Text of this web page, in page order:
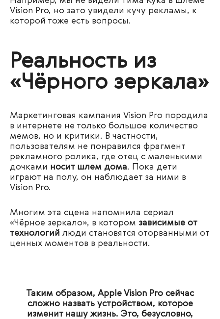
Vision Pro, но зато увидели кучу рекламы, к
которой тоже есть вопросы.
Реальность из
«Чёрного зеркала»
Маркетинговая кампания Vision Pro породила
в интернете не только большое количество
мемов, но и критики. В частности,
пользователям не понравился фрагмент
рекламного ролика, где отец с маленькими
дочками носит шлем дома. Пока дети
играют на полу, он наблюдает за ними в
Vision Pro.
Многим эта сцена напомнила сериал
«Чёрное зеркало», в котором зависимые от
технологий люди становятся оторванными от
ценных моментов в реальности.
Таким образом, Apple Vision Pro сейчас
сложно назвать устройством, которое
изменит нашу жизнь. Это, безусловно,